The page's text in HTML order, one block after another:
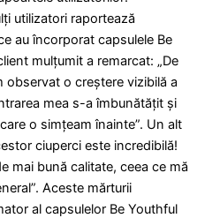
utilizatori raportează
au încorporat capsulele Be
mulțumit a remarcat: „De
observat o creștere vizibilă a
mea s-a îmbunătățit și
o simțeam înainte”. Un alt
ciuperci este incredibilă!
mai bună calitate, ceea ce mă
Aceste mărturii
al capsulelor Be Youthful